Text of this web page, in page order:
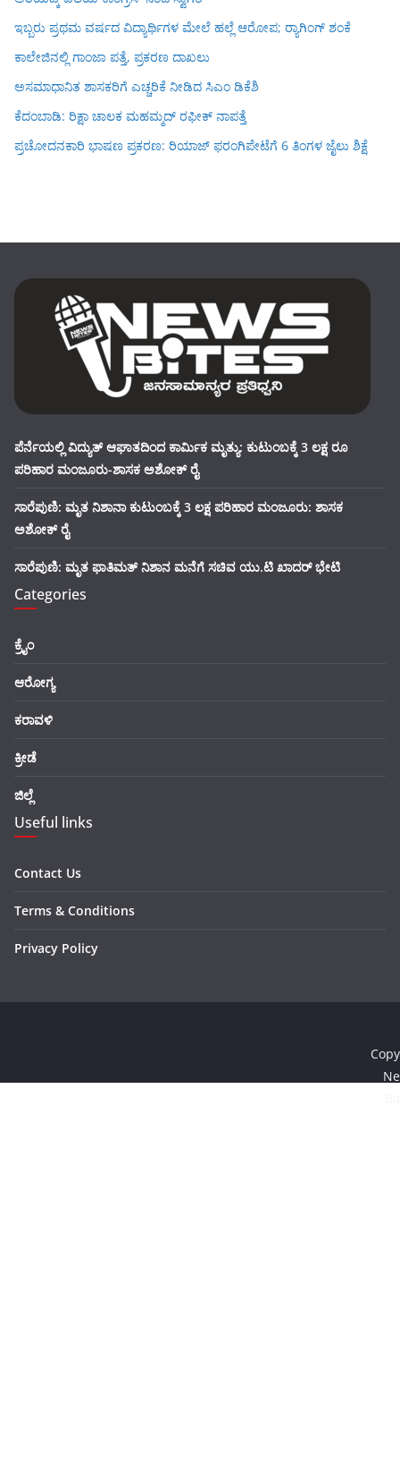
ಇಬ್ಬರು ಪ್ರಥಮ ವರ್ಷದ ವಿದ್ಯಾರ್ಥಿಗಳ ಮೇಲೆ ಹಲ್ಲೆ ಆರೋಪ; ರ‍್ಯಾಗಿಂಗ್ ಶಂಕೆ
ಕಾಲೇಜಿನಲ್ಲಿ ಗಾಂಜಾ ಪತ್ತೆ, ಪ್ರಕರಣ ದಾಖಲು
ಅಸಮಾಧಾನಿತ ಶಾಸಕರಿಗೆ ಎಚ್ಚರಿಕೆ ನೀಡಿದ ಸಿಎಂ ಡಿಕೆಶಿ
ಕೆದಂಬಾಡಿ: ರಿಕ್ಷಾ ಚಾಲಕ ಮಹಮ್ಮದ್ ರಫೀಕ್ ನಾಪತ್ತೆ
ಪ್ರಚೋದನಕಾರಿ ಭಾಷಣ ಪ್ರಕರಣ: ರಿಯಾಜ್ ಫರಂಗಿಪೇಟೆಗೆ 6 ತಿಂಗಳ ಜೈಲು ಶಿಕ್ಷೆ
ಪೆರ್ನೆಯಲ್ಲಿ ವಿದ್ಯುತ್ ಆಘಾತದಿಂದ ಕಾರ್ಮಿಕ ಮೃತ್ಯು: ಕುಟುಂಬಕ್ಕೆ 3 ಲಕ್ಷ ರೂ
ಪರಿಹಾರ ಮಂಜೂರು-ಶಾಸಕ ಅಶೋಕ್ ರೈ
ಸಾರೆಪುಣಿ: ಮೃತ ನಿಶಾನಾ ಕುಟುಂಬಕ್ಕೆ 3 ಲಕ್ಷ ಪರಿಹಾರ ಮಂಜೂರು: ಶಾಸಕ
ಅಶೋಕ್ ರೈ
ಸಾರೆಪುಣಿ: ಮೃತ ಫಾತಿಮತ್ ನಿಶಾನ ಮನೆಗೆ ಸಚಿವ ಯು.ಟಿ ಖಾದರ್ ಭೇಟಿ
Categories
ಕ್ರೈಂ
ಆರೋಗ್ಯ
ಕರಾವಳಿ
ಕ್ರೀಡೆ
ಜಿಲ್ಲೆ
Useful links
Contact Us
Terms & Conditions
Privacy Policy